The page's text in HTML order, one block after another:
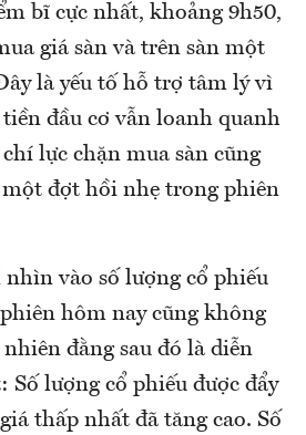
bĩ cực nhất, khoảng 9h50,
giá sàn và trên sàn một
là yếu tố hỗ trợ tâm lý vì
đầu cơ vẫn loanh quanh
lực chặn mua sàn cũng
đợt hồi nhẹ trong phiên
vào số lượng cổ phiếu
hôm nay cũng không
đằng sau đó là diễn
Số lượng cổ phiếu được đẩy
thấp nhất đã tăng cao. Số